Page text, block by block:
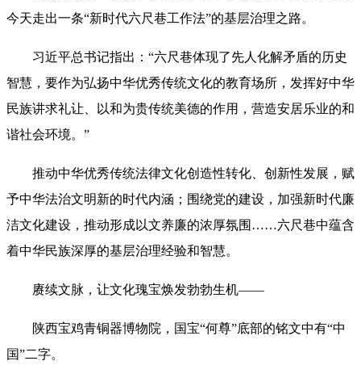
今天走出一条“新时代六尺巷工作法”的基层治理之路。
习近平总书记指出：“六尺巷体现了先人化解矛盾的历史
智慧，要作为弘扬中华优秀传统文化的教育场所，发挥好中华
民族讲求礼让、以和为贵传统美德的作用，营造安居乐业的和
谐社会环境。”
推动中华优秀传统法律文化创造性转化、创新性发展，赋
予中华法治文明新的时代内涵；围绕党的建设，加强新时代廉
洁文化建设，推动形成以文养廉的浓厚氛围……六尺巷中蕴含
着中华民族深厚的基层治理经验和智慧。
赓续文脉，让文化瑰宝焕发勃勃生机——
陕西宝鸡青铜器博物院，国宝“何尊”底部的铭文中有“中
国”二字。